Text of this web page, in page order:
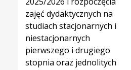
zajęć dydaktycznych na
studiach stacjonarnych i
niestacjonarnych
pierwszego i drugiego
stopnia oraz jednolitych